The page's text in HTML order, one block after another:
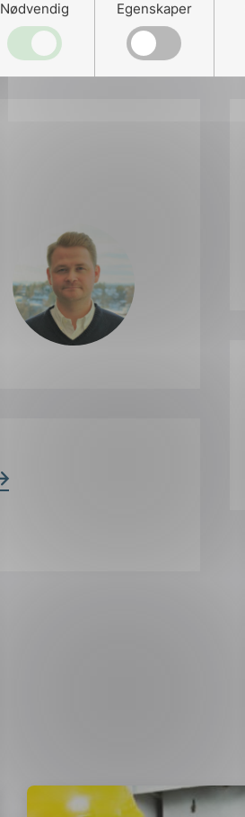
Nødvendig Egenskaper